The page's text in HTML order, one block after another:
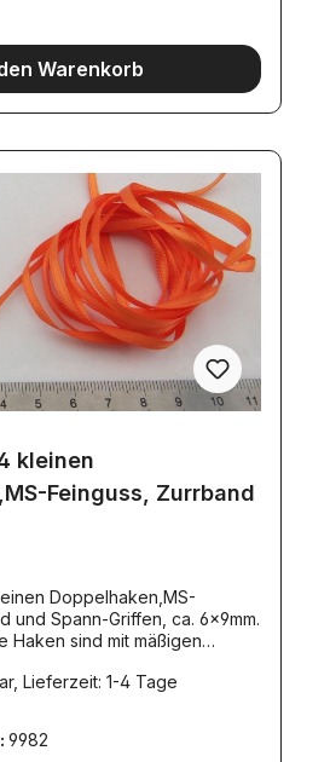
Warenkorb
kleinen
Feinguss, Zurrband
Doppelhaken,MS-
und Spann-Griffen, ca. 6x9mm.
Haken sind mit mäßigen
ca.7x6x4mm,Art.9345 fertig
Zurrband, orange, ca.3mm
Lieferzeit: 1-4 Tage
9982